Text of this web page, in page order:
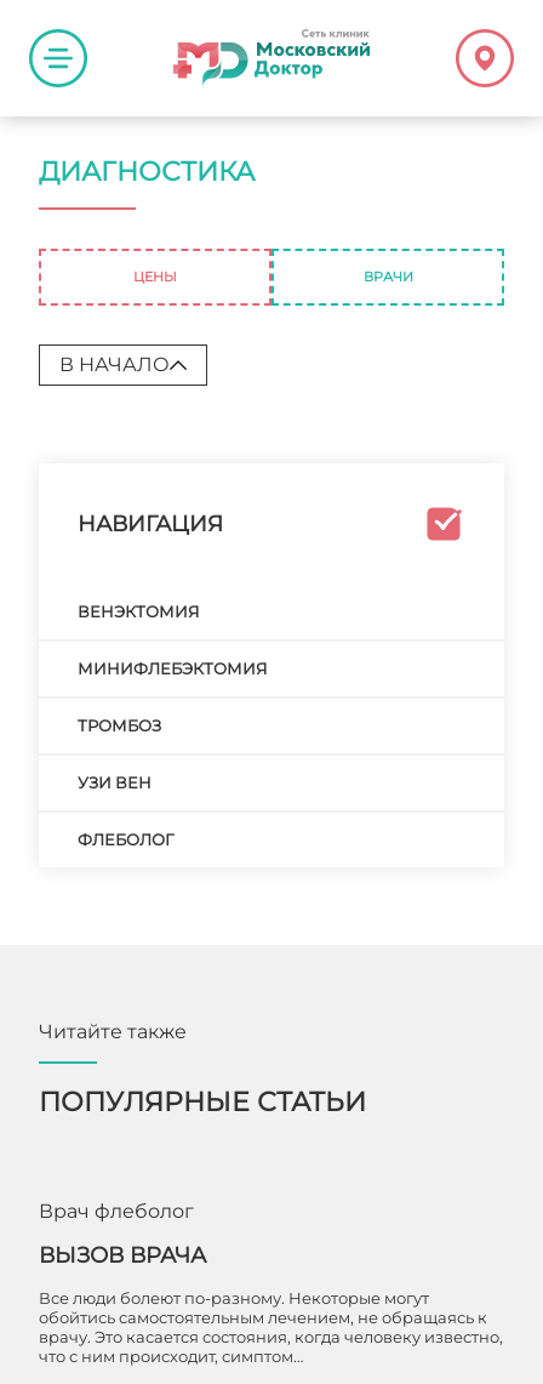
ДИАГНОСТИКА
ЦЕНЫ ВРАЧИ
В НАЧАЛО
НАВИГАЦИЯ
ВЕНЭКТОМИЯ
МИНИФЛЕБЭКТОМИЯ
ТРОМБОЗ
УЗИ ВЕН
ФЛЕБОЛОГ
Читайте также
ПОПУЛЯРНЫЕ СТАТЬИ
Врач флеболог
ВЫЗОВ ВРАЧА
Все люди болеют по-разному. Некоторые могут
обойтись самостоятельным лечением, не обращаясь к
врачу. Это касается состояния, когда человеку известно,
что с ним происходит, симптом…